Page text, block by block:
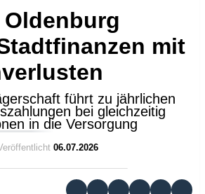
mit
führt zu jährlichen
bei gleichzeitig
in die Versorgung
06.07.2026